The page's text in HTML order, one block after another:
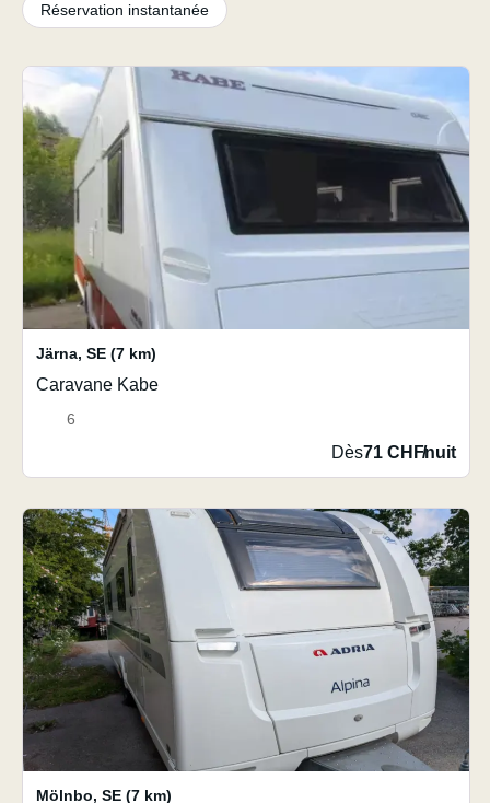
Réservation instantanée
Järna, SE (7 km)
Caravane Kabe
6
Dès71 CHF/nuit
Mölnbo, SE (7 km)